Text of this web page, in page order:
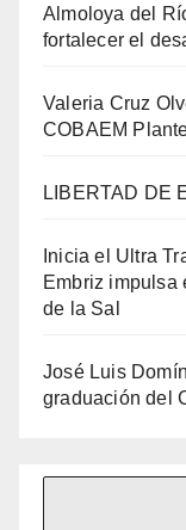
Almoloya del
fortalecer el
Valeria Cruz
COBAEM
LIBERTAD DE
Inicia el Ultra
Embriz impulsa
de la Sal
José Luis
graduación del